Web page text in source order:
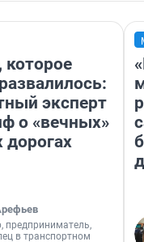
которое
эксперт
о «вечных»
дорогах
предприниматель,
в транспортном